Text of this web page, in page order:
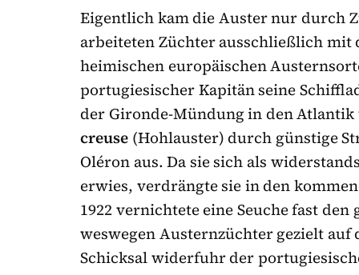
Eigentlich kam die Auster nur durch
arbeiteten Züchter ausschließlich mit
heimischen europäischen
portugiesischer Kapitän seine
der Gironde-Mündung in den
creuse (Hohlauster) durch günstige
Oléron aus. Da sie sich als
erwies, verdrängte sie in den
1922 vernichtete eine Seuche fast
weswegen Austernzüchter gezielt auf
Schicksal widerfuhr der